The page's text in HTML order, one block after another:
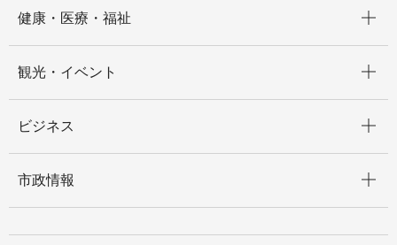
健康・医療・福祉
観光・イベント
ビジネス
市政情報